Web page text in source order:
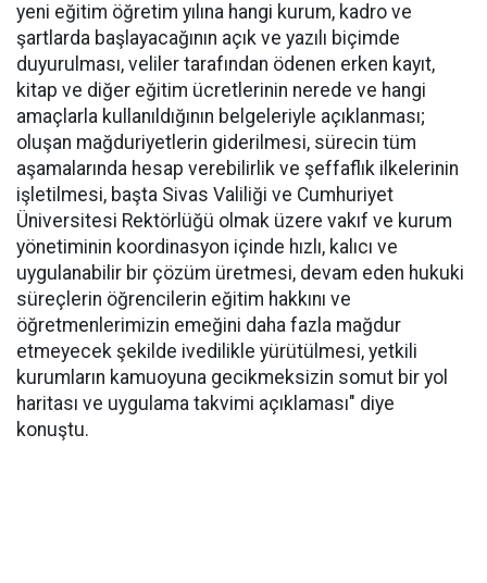
yeni eğitim öğretim yılına hangi kurum, kadro ve
şartlarda başlayacağının açık ve yazılı biçimde
duyurulması, veliler tarafından ödenen erken kayıt,
kitap ve diğer eğitim ücretlerinin nerede ve hangi
amaçlarla kullanıldığının belgeleriyle açıklanması;
oluşan mağduriyetlerin giderilmesi, sürecin tüm
aşamalarında hesap verebilirlik ve şeffaflık ilkelerinin
işletilmesi, başta Sivas Valiliği ve Cumhuriyet
Üniversitesi Rektörlüğü olmak üzere vakıf ve kurum
yönetiminin koordinasyon içinde hızlı, kalıcı ve
uygulanabilir bir çözüm üretmesi, devam eden hukuki
süreçlerin öğrencilerin eğitim hakkını ve
öğretmenlerimizin emeğini daha fazla mağdur
etmeyecek şekilde ivedilikle yürütülmesi, yetkili
kurumların kamuoyuna gecikmeksizin somut bir yol
haritası ve uygulama takvimi açıklaması" diye
konuştu.